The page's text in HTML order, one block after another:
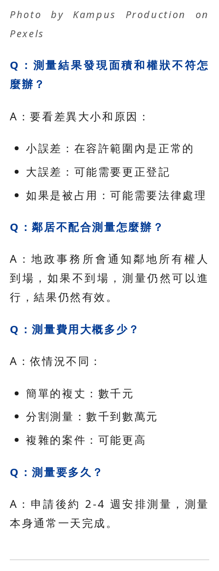
Photo by Kampus Production
on
Pexels
Q：測量結果發現面積和權狀不符怎
麼辦？
A：要看差異大小和原因：
小誤差：在容許範圍內是正常的
大誤差：可能需要更正登記
如果是被占用：可能需要法律處理
Q：鄰居不配合測量怎麼辦？
A：地政事務所會通知鄰地所有權人
到場，如果不到場，測量仍然可以進
行，結果仍然有效。
Q：測量費用大概多少？
A：依情況不同：
簡單的複丈：數千元
分割測量：數千到數萬元
複雜的案件：可能更高
Q：測量要多久？
A：申請後約 2-4 週安排測量，測量
本身通常一天完成。